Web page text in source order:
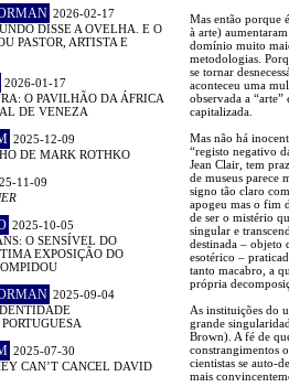
2026-02-17
DISSE A OVELHA. E O
PASTOR, ARTISTA E
2026-01-17
O PAVILHÃO DA ÁFRICA
DE VENEZA
2025-12-09
DE MARK ROTHKO
11-09
2025-10-05
O SENSÍVEL DO
EXPOSIÇÃO DO
2025-09-04
2025-07-30
CAN’T CANCEL DAVID
Mas então porque
à arte)
domínio muito
metodologias.
se tornar
aconteceu uma
observada a
capitalizada.
Mas não há
“registo negativo
Jean Clair, tem
de museus parece
signo tão claro
apogeu mas o fim
de ser o mistério
singular e
destinada – objeto
esotérico –
tanto macabro, a
própria
As instituições do
grande
Brown). A fé de
constrangimentos
cientistas se auto-
mais